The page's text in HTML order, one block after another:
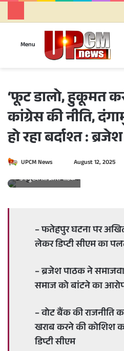
Menu
‘फूट डालो, हुकूमत
कांग्रेस की नीति,
हो रहा बर्दाश्त :
UPCM News
n
n
e
m
i
l
August 12, 2025
उप मुख्यमंत्री ब्रजेश पाठक
– फतेहपुर घटना पर
लेकर डिप्टी सीएम का
– ब्रजेश पाठक ने
समाज को बांटने का
– वोट बैंक की राजनीति
खराब करने की कोशिश
डिप्टी सीएम